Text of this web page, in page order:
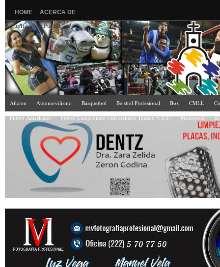
HOME ACERCA DE
Actualidad en Puebla
Aficion Automovilismo Basquetbol Beisbol Profesional Box CMLL
Futbol Americano
Fútbol Campeonato Universitario Telmex (CUT) Motocross